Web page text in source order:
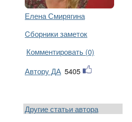
Елена Смирягина
Cборники заметок
Комментировать (0)
Автору ДА 5405
Другие статьи автора